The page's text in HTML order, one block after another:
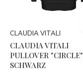
CLAUDIA VITALI
CLAUDIA VITALI
PULLOVER "CIRCLE"
SCHWARZ